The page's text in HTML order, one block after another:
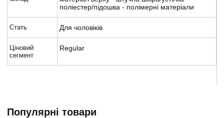
поліестер/підошва - полімерні матеріали
Стать Для чоловіків
Ціновий
сегмент
Regular
Популярні товари